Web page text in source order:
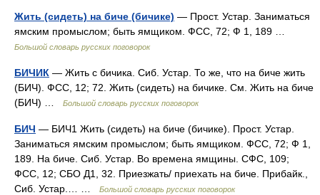
Жить (сидеть) на биче (бичике) — Прост. Устар. Заниматься
ямским промыслом; быть ямщиком. ФСС, 72; Ф 1, 189 …
Большой словарь русских поговорок
БИЧИК — Жить с бичика. Сиб. Устар. То же, что на биче жить
(БИЧ). ФСС, 12; 72. Жить (сидеть) на бичике. См. Жить на биче
(БИЧ) …
Большой словарь русских поговорок
БИЧ — БИЧ1 Жить (сидеть) на биче (бичике). Прост. Устар.
Заниматься ямским промыслом; быть ямщиком. ФСС, 72; Ф 1,
189. На биче. Сиб. Устар. Во времена ямщины. СФС, 109;
ФСС, 12; СБО Д1, 32. Приезжать/ приехать на биче. Прибайк.,
Сиб. Устар.… …
Большой словарь русских поговорок